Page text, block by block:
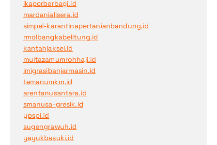
ikapcrberbagi.id
mardanialisera.id
simpel-karantinapertanianbandung.id
rmolbangkabelitung.id
kantahjaksel.id
multazamumrohhaji.id
imigrasibanjarmasin.id
temanumkm.id
arentanusantara.id
smanusa-gresik.id
ypspi.id
sugengrawuh.id
yayukbasuki.id